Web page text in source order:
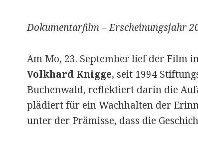
Dokumentarfilm – Erscheinungsjahr
Am Mo, 23. September lief der Film
Volkhard Knigge, seit 1994
Buchenwald, reflektiert darin die
plädiert für ein Wachhalten der
unter der Prämisse, dass die